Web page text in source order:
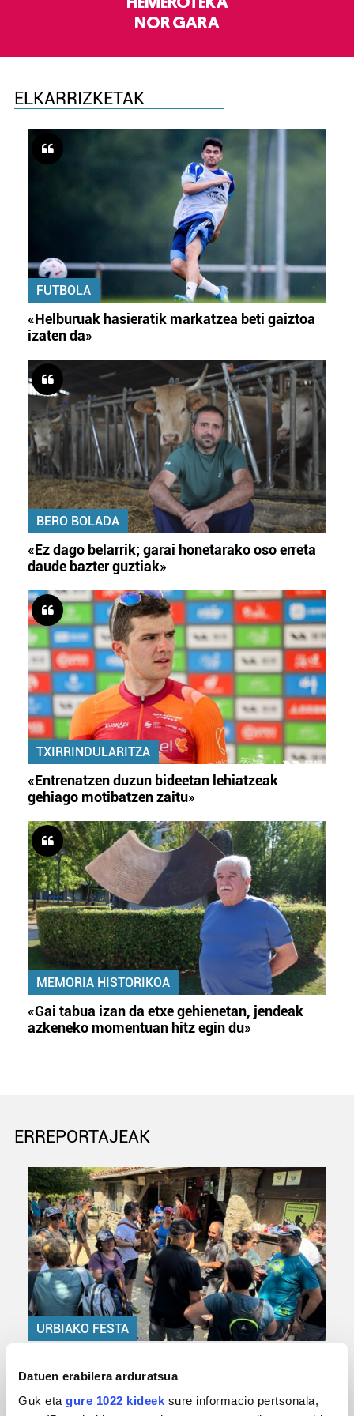
Datuen erabilera arduratsua
Guk eta gure 1022 kideek sure informacio pertsonala,
NOR GARA
ELKARRIZKETAK
FUTBOLA
«Helburuak hasieratik markatzea beti gaiztoa
izaten da»
BERO BOLADA
«Ez dago belarrik; garai honetarako oso erreta
daude bazter guztiak»
TXIRRINDULARITZA
«Entrenatzen duzun bideetan lehiatzeak
gehiago motibatzen zaitu»
MEMORIA HISTORIKOA
«Gai tabua izan da etxe gehienetan, jendeak
azkeneko momentuan hitz egin du»
ERREPORTAJEAK
URBIAKO FESTA